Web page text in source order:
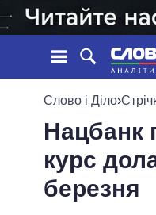
СТРІЧКА
ПОДІЇ
СТАТТІ
ДУМКИ
УСІ ПОЛІТИКИ
Слово і Діло›
Нацбанк
курс
березня